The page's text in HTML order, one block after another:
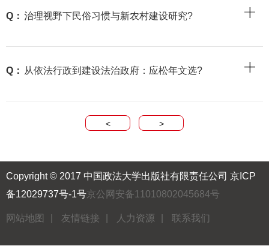
Q： 治理视野下民俗习惯与新农村建设研究?
Q： 从依法行政到建设法治政府：应松年文选?
< >
Copyright © 2017 中国政法大学出版社有限责任公司 京ICP
备12029737号-1号京公网安备11010802045684号
网站地图 友情链接 人力资源 联系我们